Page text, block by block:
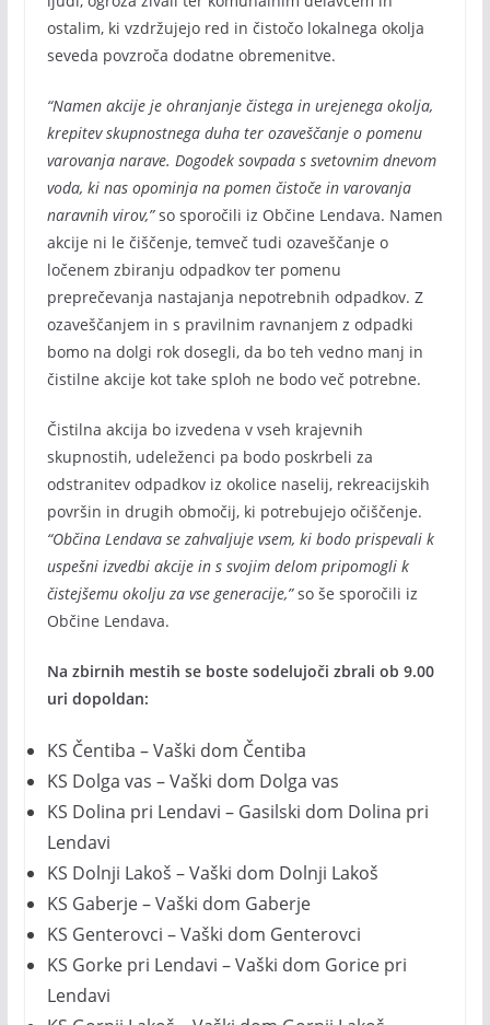
ostalim, ki vzdržujejo red in čistočo lokalnega okolja
seveda povzroča dodatne obremenitve.
“Namen akcije je ohranjanje čistega in urejenega okolja,
krepitev skupnostnega duha ter ozaveščanje o pomenu
varovanja narave. Dogodek sovpada s svetovnim dnevom
voda, ki nas opominja na pomen čistoče in varovanja
naravnih virov,”so sporočili iz Občine Lendava. Namen
akcije ni le čiščenje, temveč tudi ozaveščanje o
ločenem zbiranju odpadkov ter pomenu
preprečevanja nastajanja nepotrebnih odpadkov. Z
ozaveščanjem in s pravilnim ravnanjem z odpadki
bomo na dolgi rok dosegli, da bo teh vedno manj in
čistilne akcije kot take sploh ne bodo več potrebne.
Čistilna akcija bo izvedena v vseh krajevnih
skupnostih, udeleženci pa bodo poskrbeli za
odstranitev odpadkov iz okolice naselij, rekreacijskih
površin in drugih območij, ki potrebujejo očiščenje.
“Občina Lendava se zahvaljuje vsem, ki bodo prispevali k
uspešni izvedbi akcije in s svojim delom pripomogli k
čistejšemu okolju za vse generacije,”so še sporočili iz
Občine Lendava.
Na zbirnih mestih se boste sodelujoči zbrali ob 9.00
uri dopoldan:
KS Čentiba – Vaški dom Čentiba
KS Dolga vas – Vaški dom Dolga vas
KS Dolina pri Lendavi – Gasilski dom Dolina pri
Lendavi
KS Dolnji Lakoš – Vaški dom Dolnji Lakoš
KS Gaberje – Vaški dom Gaberje
KS Genterovci – Vaški dom Genterovci
KS Gorke pri Lendavi – Vaški dom Gorice pri
Lendavi